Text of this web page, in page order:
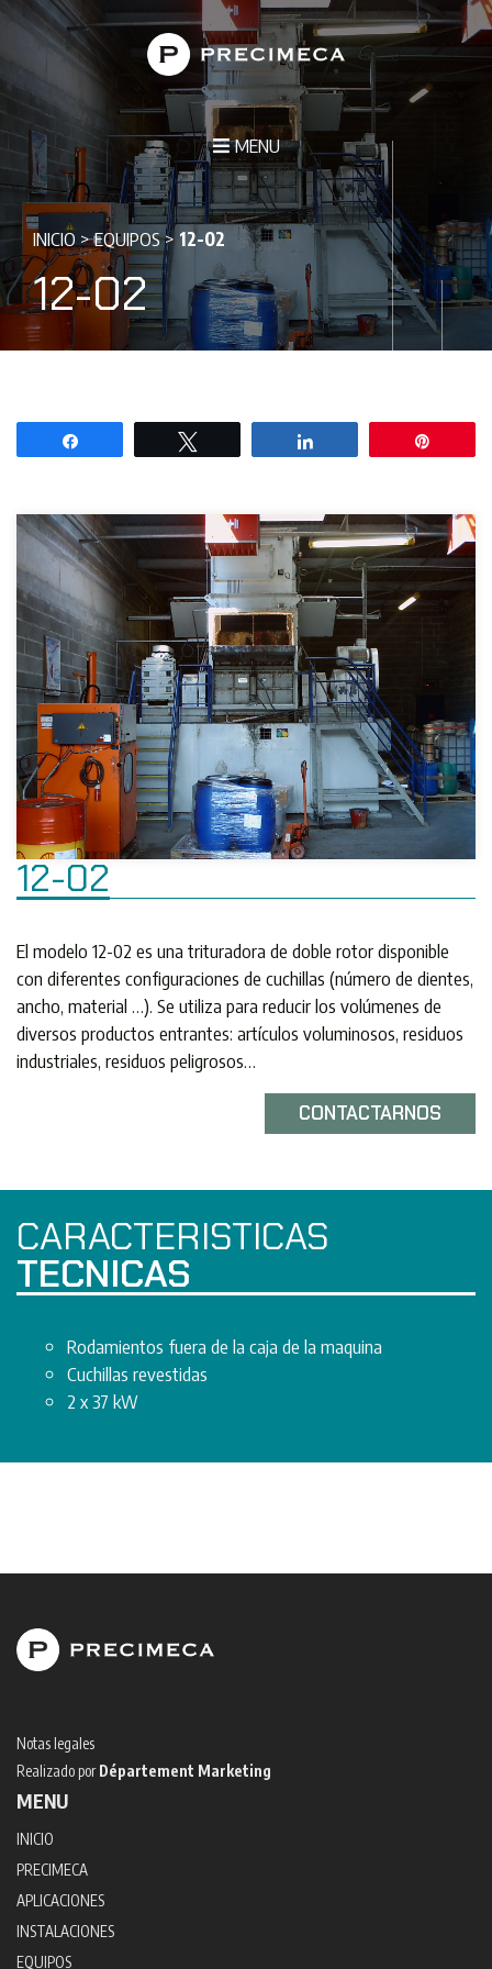
MENU
INICIO >EQUIPOS> 12-02
12-02
12-02
El modelo 12-02 es una trituradora de doble rotor disponible
con diferentes configuraciones de cuchillas (número de dientes,
ancho, material …). Se utiliza para reducir los volúmenes de
diversos productos entrantes: artículos voluminosos, residuos
industriales, residuos peligrosos…
CONTACTARNOS
CARACTERISTICAS
TECNICAS
Rodamientos fuera de la caja de la maquina
Cuchillas revestidas
2 x 37 kW
Notas legales
Realizado porDépartement Marketing
MENU
INICIO
PRECIMECA
APLICACIONES
INSTALACIONES
EQUIPOS